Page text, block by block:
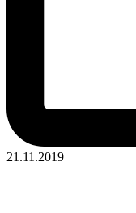
21.11.2019